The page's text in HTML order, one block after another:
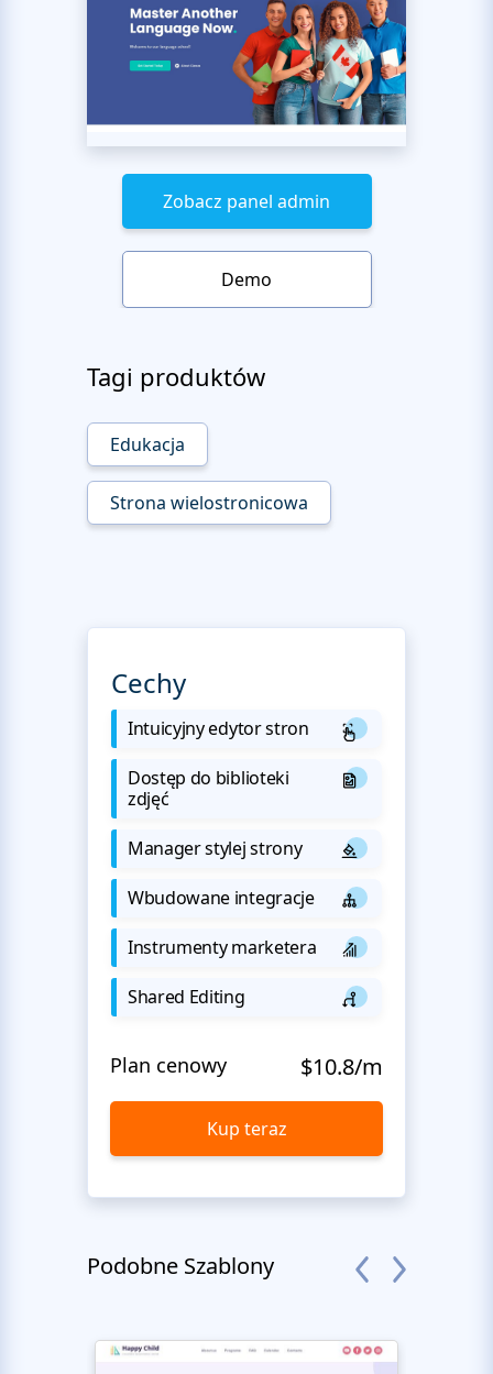
Zobacz panel admin
Demo
Tagi produktów
Edukacja
Strona wielostronicowa
Cechy
Intuicyjny edytor stron
Dostęp do biblioteki
zdjęć
Manager stylej strony
Wbudowane integracje
Instrumenty marketera
Shared Editing
Plan cenowy $10.8/m
Kup teraz
Podobne Szablony